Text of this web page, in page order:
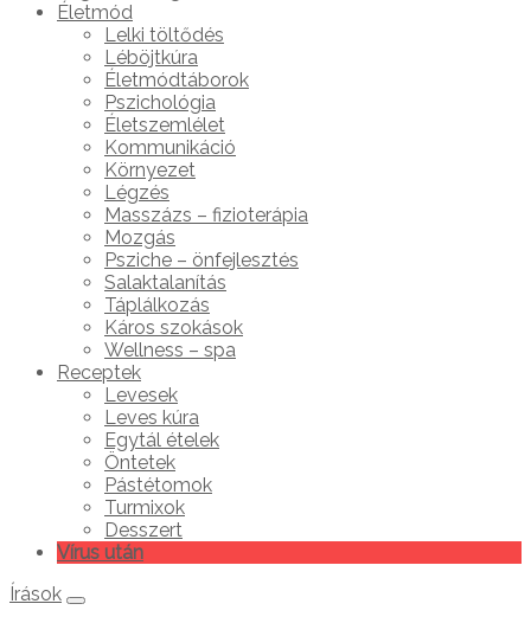
Életmód
Lelki töltődés
Léböjtkúra
Életmódtáborok
Pszichológia
Életszemlélet
Kommunikáció
Környezet
Légzés
Masszázs – fizioterápia
Mozgás
Psziche – önfejlesztés
Salaktalanítás
Táplálkozás
Káros szokások
Wellness – spa
Receptek
Levesek
Leves kúra
Egytál ételek
Öntetek
Pástétomok
Turmixok
Desszert
Vírus után
Írások